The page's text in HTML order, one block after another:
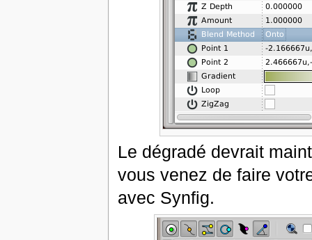
Le dégradé devrait
vous venez de faire
avec Synfig.